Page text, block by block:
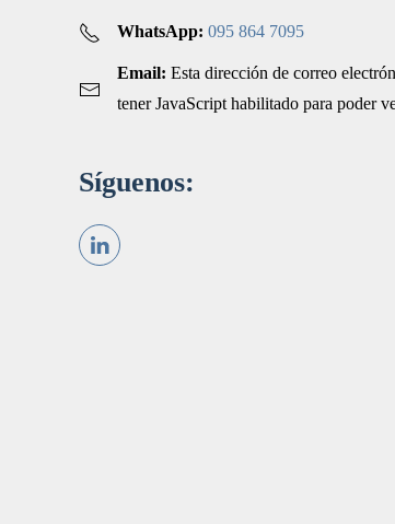
WhatsApp: 095 864 7095
Email: Esta dirección de correo
tener JavaScript habilitado para poder
Síguenos: